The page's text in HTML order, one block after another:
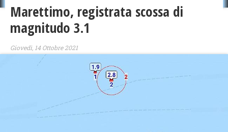
Marettimo, registrata scossa di
magnitudo 3.1
Giovedì, 14 Ottobre 2021